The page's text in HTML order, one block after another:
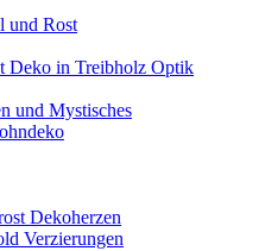
und Rost
Deko in Treibholz Optik
und Mystisches
Dekoherzen
Verzierungen